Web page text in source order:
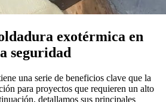
exotérmica en
seguridad
una serie de beneficios clave que la
para proyectos que requieren un alto
detallamos sus principales